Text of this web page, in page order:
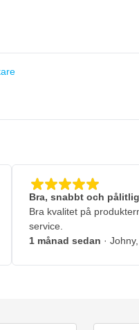
Bra, snabbt och
Bra kvalitet på
service.
1 månad sedan ·